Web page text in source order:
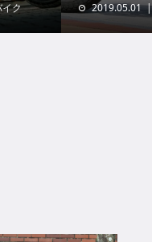
イク 2019.05.01